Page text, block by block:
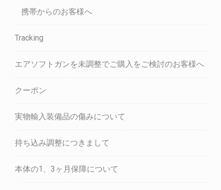
携帯からのお客様へ
Tracking
エアソフトガンを未調整でご購入をご検討のお客様へ
クーポン
実物輸入装備品の傷みについて
持ち込み調整につきまして
本体の1、3ヶ月保障について